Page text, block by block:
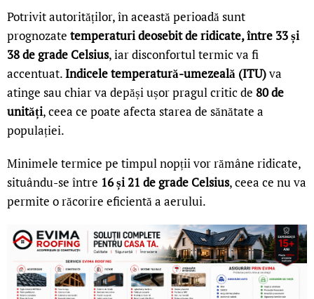
Potrivit autorităților, în această perioadă sunt
prognozate temperaturi deosebit de ridicate, între 33 și
38 de grade Celsius, iar disconfortul termic va fi
accentuat.Indicele temperatură-umezeală (ITU)va
atinge sau chiar va depăși ușor pragul critic de 80 de
unități, ceea ce poate afecta starea de sănătate a
populației.
Minimele termice pe timpul nopții vor rămâne ridicate,
situându-se între 16 și 21 de grade Celsius, ceea ce nu va
permite o răcorire eficientă a aerului.